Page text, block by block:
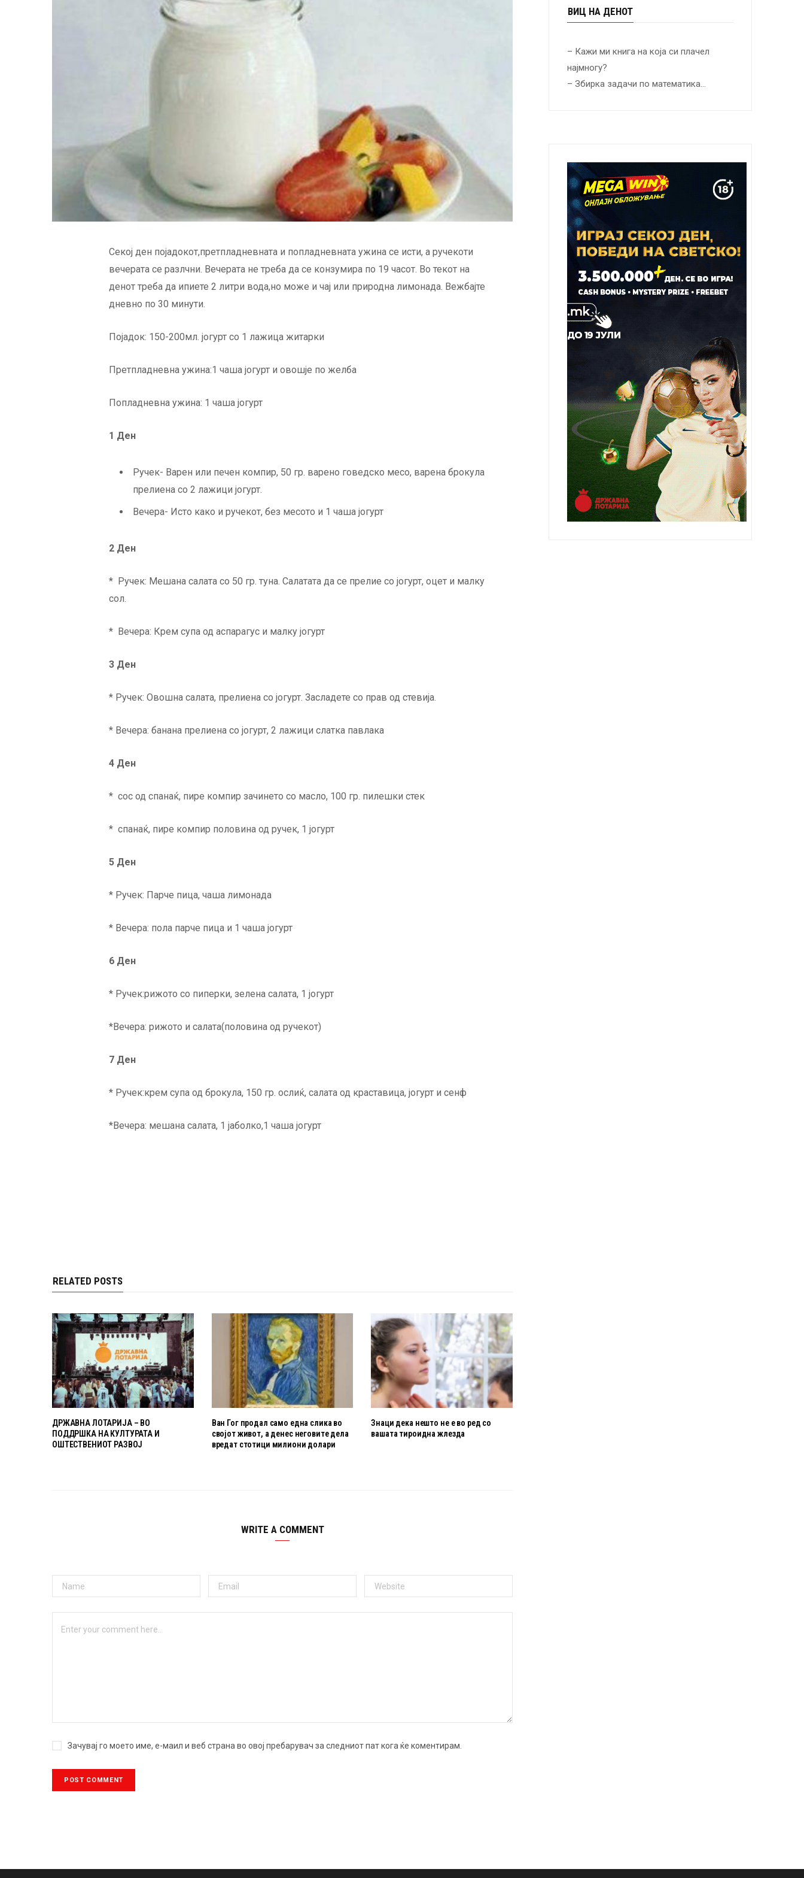
Секој ден појадокот,претпладневната и попладневната ужина се исти, а ручекоти
вечерата се разлчни. Вечерата не треба да се конзумира по 19 часот. Во текот на
денот треба да ипиете 2 литри вода,но може и чај или природна лимонада. Вежбајте
дневно по 30 минути.
Појадок: 150-200мл. јогурт со 1 лажица житарки
Претпладневна ужина:1 чаша јогурт и овошје по желба
Попладневна ужина: 1 чаша јогурт
1 Ден
Ручек- Варен или печен компир, 50 гр. варено говедско месо, варена брокула
прелиена со 2 лажици јогурт.
Вечера- Исто како и ручекот, без месото и 1 чаша јогурт
2 Ден
* Ручек: Мешана салата со 50 гр. туна. Салатата да се прелие со јогурт, оцет и малку
сол.
* Вечера: Крем супа од аспарагус и малку јогурт
3 Ден
* Ручек: Овошна салата, прелиена со јогурт. Засладете со прав од стевија.
* Вечера: банана прелиена со јогурт, 2 лажици слатка павлака
4 Ден
* сос од спанаќ, пире компир зачинето со масло, 100 гр. пилешки стек
* спанаќ, пире компир половина од ручек, 1 јогурт
5 Ден
* Ручек: Парче пица, чаша лимонада
* Вечера: пола парче пица и 1 чаша јогурт
6 Ден
* Ручек:рижото со пиперки, зелена салата, 1 јогурт
*Вечера: рижото и салата(половина од ручекот)
7 Ден
* Ручек:крем супа од брокула, 150 гр. ослиќ, салата од краставица, јогурт и сенф
*Вечера: мешана салата, 1 јаболко,1 чаша јогурт
RELATED POSTS
ДРЖАВНА ЛОТАРИЈА – ВО
ПОДДРШКА НА КУЛТУРАТА И
ОШТЕСТВЕНИОТ РАЗВОЈ
Ван Гог продал само една слика во
својот живот, а денес неговите дела
вредат стотици милиони долари
Знаци дека нешто не е во ред со
вашата тироидна жлезда
WRITE A COMMENT
Зачувај го моето име, е-маил и веб страна во овој пребарувач за следниот пат кога ќе коментирам.
ВИЦ НА ДЕНОТ
– Кажи ми книга на која си плачел
најмногу?
– Збирка задачи по математика…